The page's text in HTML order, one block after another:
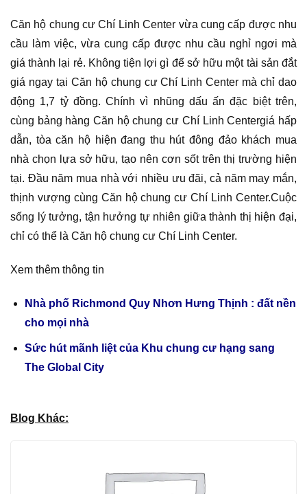
Căn hộ chung cư Chí Linh Center vừa cung cấp được nhu
cầu làm việc, vừa cung cấp được nhu cầu nghỉ ngơi mà
giá thành lại rẻ. Không tiện lợi gì để sở hữu một tài sản đắt
giá ngay tại Căn hộ chung cư Chí Linh Center mà chỉ dao
động 1,7 tỷ đồng. Chính vì nhũng dấu ấn đặc biệt trên,
cùng bảng hàng Căn hộ chung cư Chí Linh Centergiá hấp
dẫn, tòa căn hộ hiện đang thu hút đông đảo khách mua
nhà chọn lựa sở hữu, tạo nên cơn sốt trên thị trường hiện
tại. Đầu năm mua nhà với nhiều ưu đãi, cả năm may mắn,
thịnh vượng cùng Căn hộ chung cư Chí Linh Center.Cuộc
sống lý tưởng, tận hưởng tự nhiên giữa thành thị hiện đại,
chỉ có thể là Căn hộ chung cư Chí Linh Center.
Xem thêm thông tin
Nhà phố Richmond Quy Nhơn Hưng Thịnh : đất nền
cho mọi nhà
Sức hút mãnh liệt của Khu chung cư hạng sang
The Global City
Blog Khác: